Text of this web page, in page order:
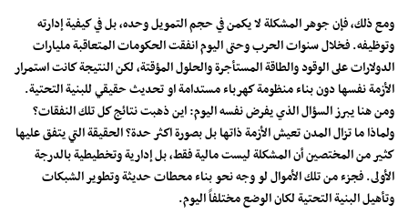
ومع ذلك، فإن جوهر المشكلة لا يكمن في حجم التمويل وحده، بل في كيفية إدارته
وتوظيفه. فخلال سنوات الحرب وحتى اليوم انفقت الحكومات المتعاقبة مليارات
الدولارات على الوقود والطاقة المستأجرة والحلول المؤقتة، لكن النتيجة كانت استمرار
الأزمة نفسها دون بناء منظومة كهرباء مستدامة او تحديث حقيقي للبنية التحتية.
ومن هنا يبرز السؤال الذي يفرض نفسه اليوم: اين ذهبت نتائج كل تلك النفقات؟
ولماذا ما تزال المدن تعيش الأزمة ذاتها بل بصورة اكثر حدة؟ الحقيقة التي يتفق عليها
كثير من المختصين أن المشكلة ليست مالية فقط، بل إدارية وتخطيطية بالدرجة
الأولى. فجزء من تلك الأموال لو وجه نحو بناء محطات حديثة وتطوير الشبكات
وتأهيل البنية التحتية لكان الوضع مختلفاً اليوم.